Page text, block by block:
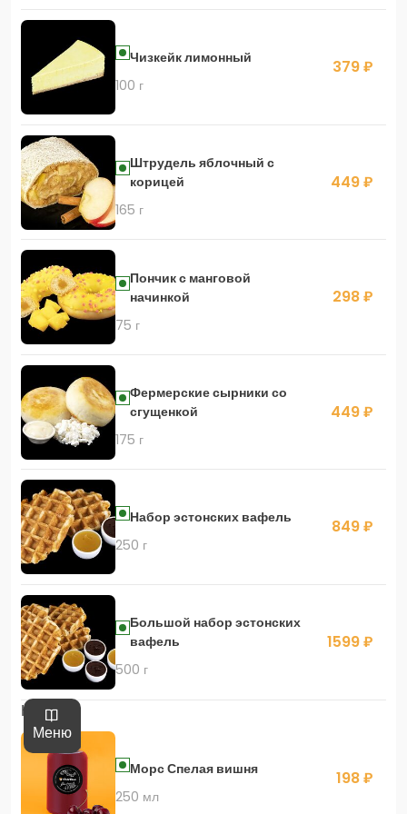
Меню
Чизкейк лимонный
100 г
379 ₽
Штрудель яблочный с
корицей
165 г
449 ₽
Пончик с манговой
начинкой
75 г
298 ₽
Фермерские сырники со
сгущенкой
175 г
449 ₽
Набор эстонских вафель
250 г
849 ₽
Большой набор эстонских
вафель
500 г
1599 ₽
Напитки
Морс Спелая вишня
250 мл
198 ₽